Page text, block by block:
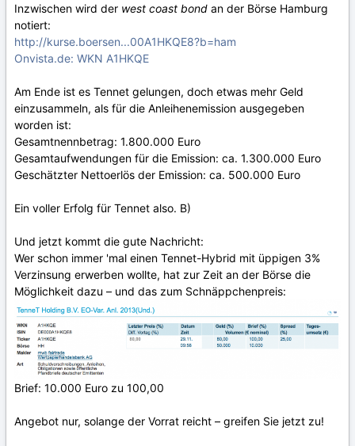
Inzwischen wird der west coast bond an der Börse Hamburg
notiert:
http://kurse.boersen...00A1HKQE8?b=ham
Onvista.de: WKN A1HKQE
Am Ende ist es Tennet gelungen, doch etwas mehr Geld
einzusammeln, als für die Anleihenemission ausgegeben
worden ist:
Gesamtnennbetrag: 1.800.000 Euro
Gesamtaufwendungen für die Emission: ca. 1.300.000 Euro
Geschätzter Nettoerlös der Emission: ca. 500.000 Euro
Ein voller Erfolg für Tennet also. B)
Und jetzt kommt die gute Nachricht:
Wer schon immer 'mal einen Tennet-Hybrid mit üppigen 3%
Verzinsung erwerben wollte, hat zur Zeit an der Börse die
Möglichkeit dazu – und das zum Schnäppchenpreis:
Brief: 10.000 Euro zu 100,00
Angebot nur, solange der Vorrat reicht – greifen Sie jetzt zu!